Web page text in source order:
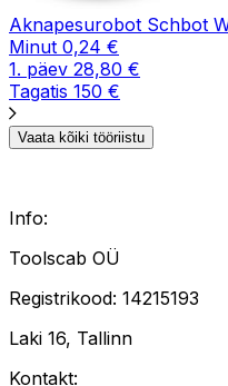
Aknapesurobot Schbot
Minut 0,24 €
1. päev 28,80 €
Tagatis 150 €
Vaata kõiki tööriistu
Info:
Toolscab OÜ
Registrikood: 14215193
Laki 16, Tallinn
Kontakt: